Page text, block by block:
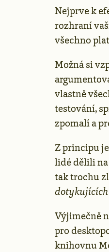
Nejprve k
rozhraní
všechno
Možná si
vlastně
testování,
zpomalí a
Z principu
lidé dělili na
tak trochu
dotykujících
Výjimečně
pro
knihovnu